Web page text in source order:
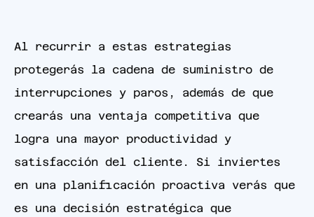
Al recurrir a estas estrategias
protegerás la cadena de suministro de
interrupciones y paros, además de que
crearás una ventaja competitiva que
logra una mayor productividad y
satisfacción del cliente. Si inviertes
en una planificación proactiva verás que
es una decisión estratégica que